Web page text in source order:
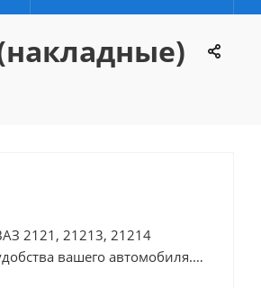
2121, 21213, 21214
вашего автомобиля. В
для электронники